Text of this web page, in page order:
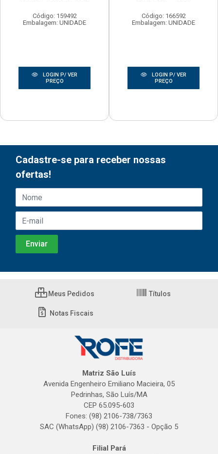
Código: 159492
Embalagem: UNIDADE
LOGIN P/ VER
PREÇO
Código: 166592
Embalagem: UNIDADE
LOGIN P/ VER
PREÇO
Cadastre-se para receber nossas
ofertas!
Meus Pedidos Títulos
Notas Fiscais
Matriz São Luís
Avenida Engenheiro Emiliano Macieira, 05
Pedrinhas, São Luís/MA
CEP 65.095-603
Fones: (98) 2106-738/7363
SAC (WhatsApp) (98) 2106-7363 - Opção 5
Filial Pará